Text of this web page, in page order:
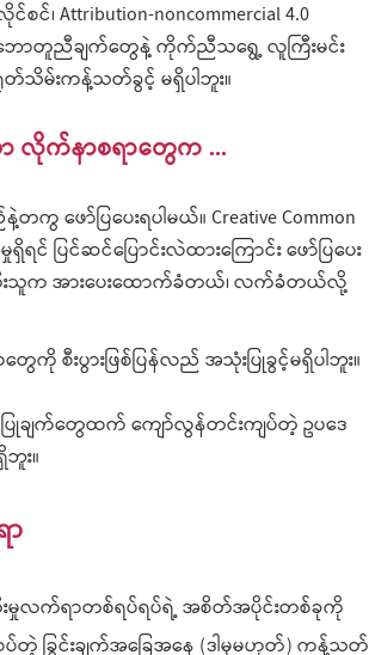
င်စင်၊ Attribution-noncommercial 4.0
ဘောတူညီချက်တွေနဲ့ ကိုက်ညီသရွေ့ လူကြီးမင်း
းကန့်သတ်ခွင့် မရှိပါဘူး။
မှာ လိုက်နာစရာတွေက ...
ော်ပြပေးရပါမယ်။ Creative Common
ပြင်ဆင်ပြောင်းလဲထားကြောင်း ဖော်ပြပေး
တီးသူက အားပေးထောက်ခံတယ်၊ လက်ခံတယ်လို့
ကို စီးပွားဖြစ်ပြန်လည် အသုံးပြုခွင့်မရှိပါဘူး။
ချက်တွေထက် ကျော်လွန်တင်းကျပ်တဲ့ ဥပဒေ
ဘူး။
ာ
းမှုလက်ရာတစ်ရပ်ရပ်ရဲ့ အစိတ်အပိုင်းတစ်ခုကို
စပ်တဲ့ ခြွင်းချက်အခြေအနေ (ဒါမှမဟုတ်) ကန့်သတ်